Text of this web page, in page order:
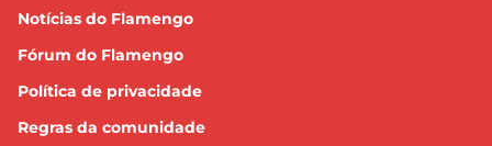
Notícias do Flamengo
Fórum do Flamengo
Política de privacidade
Regras da comunidade